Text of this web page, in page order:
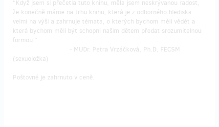
“Když jsem si přečetla tuto knihu, měla jsem neskrývanou radost,
že konečně máme na trhu knihu, která je z odborného hlediska
velmi na výši a zahrnuje témata, o kterých bychom měli vědět a
která bychom měli být schopni našim dětem předat srozumitelnou
formou.”
- MUDr. Petra Vrzáčková, Ph.D, FECSM
(sexuoložka)
Poštovné je zahrnuto v ceně.